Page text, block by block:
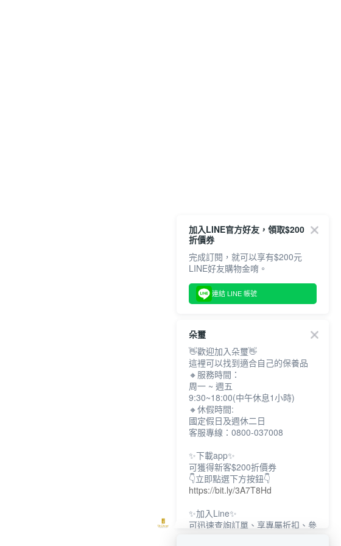
加入LINE官方好友，領取$200
折價券
完成訂閱，就可以享有$200元
LINE好友購物金唷。
連結 LINE 帳號
朵璽
👋歡迎加入朵璽👋
這裡可以找到適合自己的保養品
🔸服務時間：
周一 ~ 週五
9:30~18:00(中午休息1小時)
🔸休假時間:
國定假日及週休二日
客服專線：0800-037008
✨下載app✨
可獲得新客$200折價券
👇立即點選下方按鈕👇
https://bit.ly/3A7T8Hd
✨加入Line✨
可迅速查詢訂單、享專屬折扣、參